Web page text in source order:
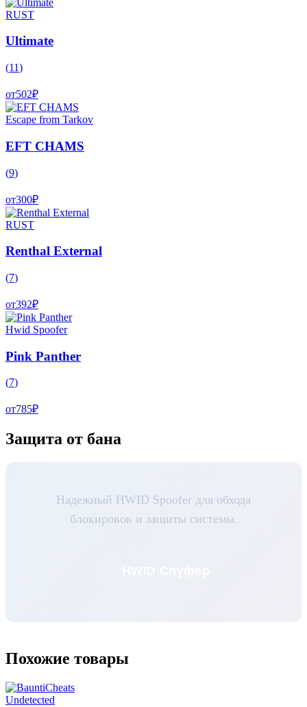
RUST
Ultimate
(11)
от502₽
Escape from Tarkov
EFT CHAMS
(9)
от300₽
RUST
Renthal External
(7)
от392₽
Hwid Spoofer
Pink Panther
(7)
от785₽
Защита от бана
Надежный HWID Spoofer для обхода
блокировок и защиты системы.
Похожие товары
Undetected